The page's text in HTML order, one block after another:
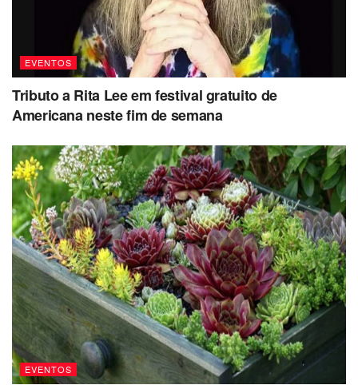
EVENTOS
Tributo a Rita Lee em festival gratuito de
Americana neste fim de semana
EVENTOS